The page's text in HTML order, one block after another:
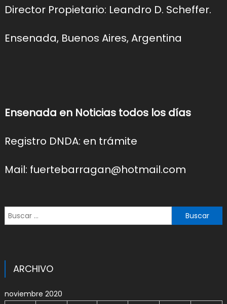
Director Propietario: Leandro D. Scheffer.
Ensenada, Buenos Aires, Argentina
Ensenada en Noticias todos los días
Registro DNDA: en trámite
Mail: fuertebarragan@hotmail.com
Buscar:
ARCHIVO
noviembre 2020